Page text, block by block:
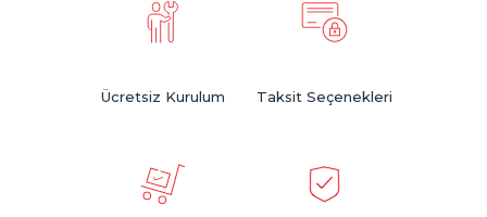
Ücretsiz Kurulum Taksit Seçenekleri